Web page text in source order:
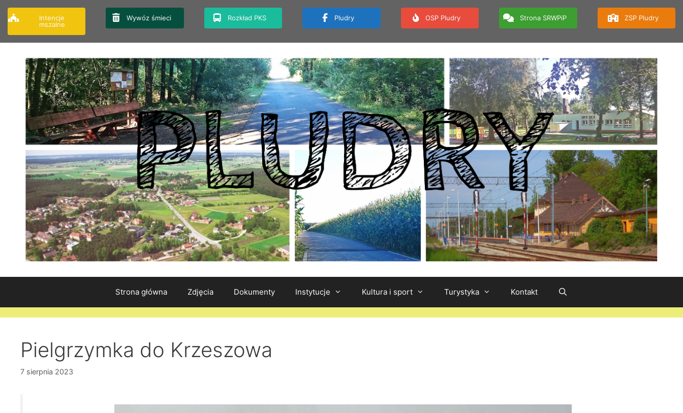
Przejdź
do
Intencje
mszalne
Wywóz śmieci Rozkład PKS Pludry OSP Pludry Strona SRWPiP ZSP Pludry
Strona główna Zdjęcia Dokumenty Instytucje Kultura i sport Turystyka Kontakt
Pielgrzymka do Krzeszowa
7 sierpnia 2023